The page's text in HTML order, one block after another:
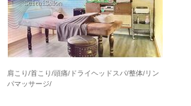
肩こり/首こり/頭痛/ドライヘッドスパ/整体/リン
パマッサージ/